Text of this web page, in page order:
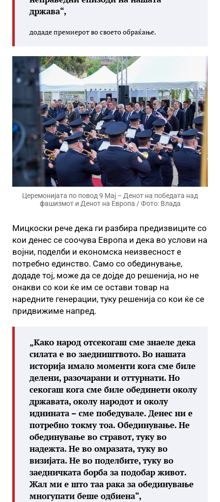
држава“,
додаде премиерот во своето обраќање.
Церемонијата по повод 9 Мај – Денот на победата над
фашизмот и Денот на Европа / Фото: Влада
Мицкоски рече дека ги разбира предизвиците со
кои денес се соочува Европа и дека во услови на
војни, поделби и економска неизвесност е
потребно единство. Само со обединување,
додаде тој, може да се дојде до решенија, но не
онакви со кои ќе им се остави товар на
наредните генерации, туку решенија со кои ќе се
придвижиме напред.
„Како народ отсекогаш сме знаеле дека
силата е во заедништвото. Во нашата
историја имало моменти кога сме биле
делени, разочарани и оттурнати. Но
секогаш кога сме биле обединети околу
државата, околу народот и околу
иднината – сме победувале. Денес ни е
потребно токму тоа. Обединување. Не
обединување во стравот, туку во
надежта. Не во омразата, туку во
визијата. Не во поделбите, туку во
заедничката борба за подобар живот.
Жал ми е што таа рака за обединување
многупати беше одбиена“,